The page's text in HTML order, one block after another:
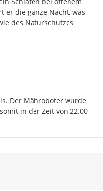
Schlafen bei offenem
er die ganze Nacht, was
des Naturschutzes
Der Mähroboter wurde
in der Zeit von 22.00